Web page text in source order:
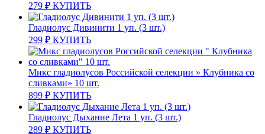
279 ₽ КУПИТЬ
Гладиолус Дивинити 1 уп. (3 шт.)
299 ₽ КУПИТЬ
Микс гладиолусов Российской селекции » Клубника со
сливками» 10 шт.
899 ₽ КУПИТЬ
Гладиолус Дыхание Лета 1 уп. (3 шт.)
289 ₽ КУПИТЬ